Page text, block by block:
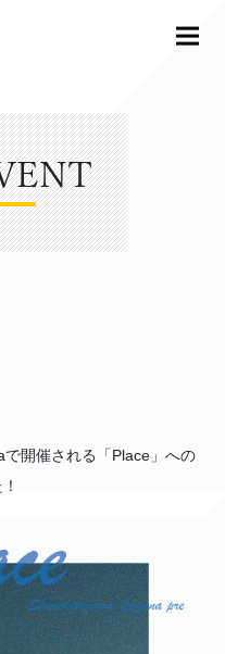
開催される「Place」への